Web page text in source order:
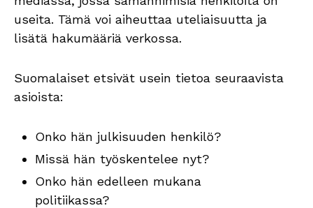
useita. Tämä voi aiheuttaa uteliaisuutta ja
lisätä hakumääriä verkossa.
Suomalaiset etsivät usein tietoa seuraavista
asioista:
Onko hän julkisuuden henkilö?
Missä hän työskentelee nyt?
Onko hän edelleen mukana
politiikassa?